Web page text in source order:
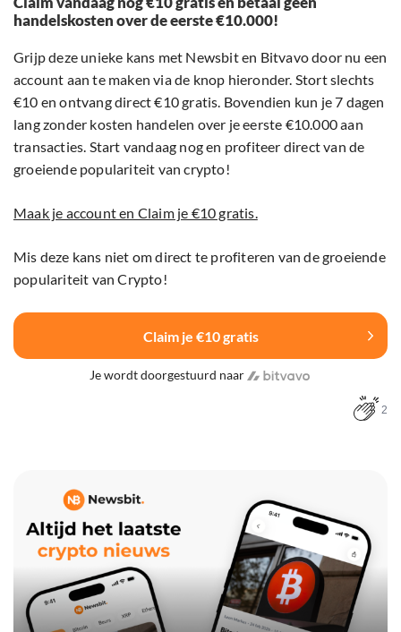
handelskosten over de eerste €10.000!
Grijp deze unieke kans met Newsbit en Bitvavo door nu een
account aan te maken via de knop hieronder. Stort slechts
€10 en ontvang direct €10 gratis. Bovendien kun je 7 dagen
lang zonder kosten handelen over je eerste €10.000 aan
transacties. Start vandaag nog en profiteer direct van de
groeiende populariteit van crypto!
Maak je account en Claim je €10 gratis.
Mis deze kans niet om direct te profiteren van de groeiende
populariteit van Crypto!
Claim je €10 gratis
Je wordt doorgestuurd naar
2